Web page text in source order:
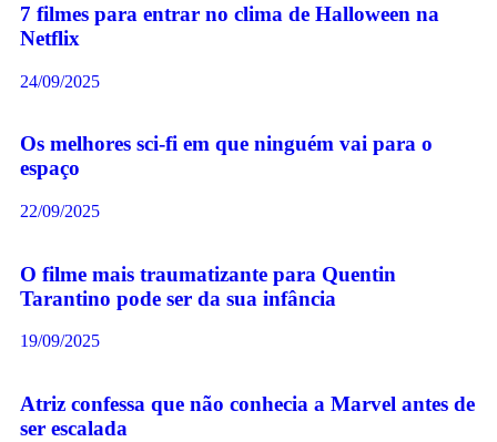
7 filmes para entrar no clima de Halloween na
Netflix
24/09/2025
Os melhores sci-fi em que ninguém vai para o
espaço
22/09/2025
O filme mais traumatizante para Quentin
Tarantino pode ser da sua infância
19/09/2025
Atriz confessa que não conhecia a Marvel antes de
ser escalada